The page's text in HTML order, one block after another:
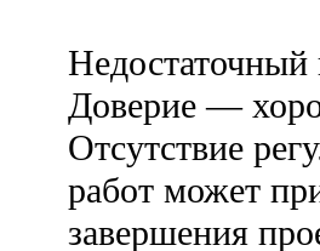
Недостаточный
Доверие —
Отсутствие
работ может
завершения